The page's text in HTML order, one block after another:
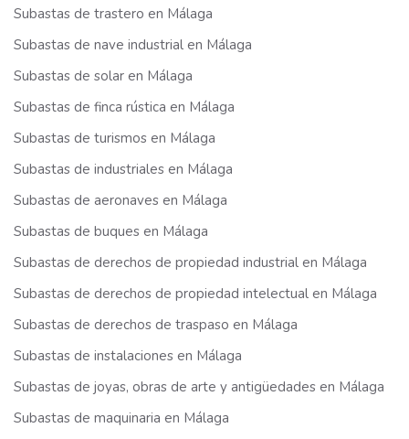
Subastas de trastero en Málaga
Subastas de nave industrial en Málaga
Subastas de solar en Málaga
Subastas de finca rústica en Málaga
Subastas de turismos en Málaga
Subastas de industriales en Málaga
Subastas de aeronaves en Málaga
Subastas de buques en Málaga
Subastas de derechos de propiedad industrial en Málaga
Subastas de derechos de propiedad intelectual en Málaga
Subastas de derechos de traspaso en Málaga
Subastas de instalaciones en Málaga
Subastas de joyas, obras de arte y antigüedades en Málaga
Subastas de maquinaria en Málaga